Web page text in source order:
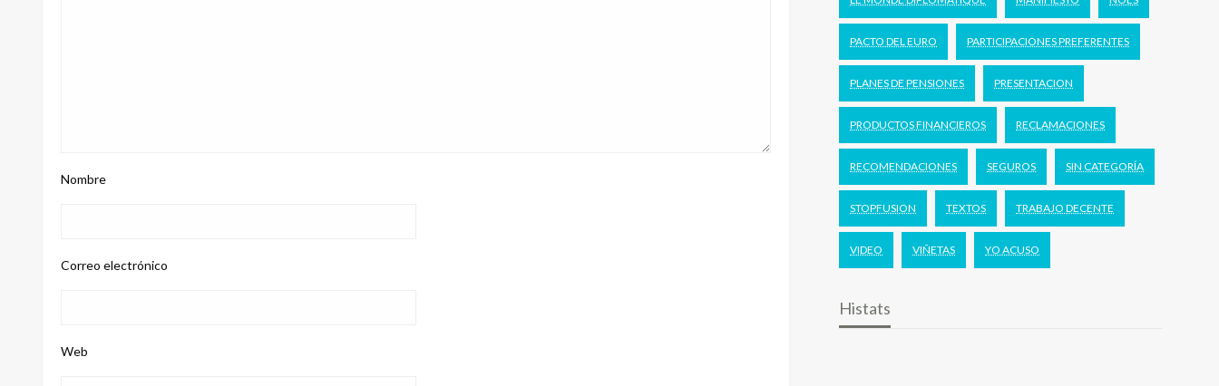
Nombre
Correo electrónico
Web
PACTO DEL EURO PARTICIPACIONES PREFERENTES
PLANES DE PENSIONES PRESENTACION
PRODUCTOS FINANCIEROS RECLAMACIONES
RECOMENDACIONES SEGUROS SIN CATEGORÍA
STOPFUSION TEXTOS TRABAJO DECENTE
VIDEO VIÑETAS YO ACUSO
Histats